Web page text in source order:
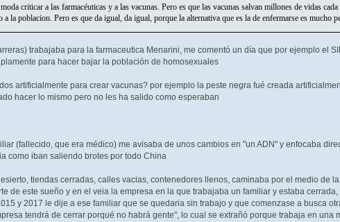
criticar a las farmacéuticas y a las vacunas. Pero es que las vacunas salvan millones de vidas
la poblacion. Pero es que da igual, da igual, porque la alternativa que es la de enfermarse es mucho
trabajaba para la farmaceutica Menarini, me comentó un día que por ejemplo el
para hacer bajar la población de homosexuales
artificialmente para crear vacunas? por ejemplo la peste negra fué creada
hacer lo mismo pero no les ha salido como esperaban
(fallecido, que era médico) me avisaba de unos cambios en "un ADN" y enfocaba
como iban saliendo brotes por todo China
tiendas cerradas, calles vacias, contenedores llenos, caminaba por el medio de
de este sueño y en el veia la empresa en la que trabajaba un familiar y estaba
y 2017 le dije a ese familiar que se quedaria sin trabajo y que comenzase a busca
tendrá de cerrar porqué no habrá gente", lo cual se extrañó porque trabaja en una